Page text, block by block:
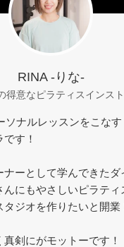
RINA -りな-
得意なピラティスインス
ソナルレッスンをこな
す！
ナーとして学んできたダ
んにもやさしいピラティ
ジオを作りたいと開業
剣にがモットーです！